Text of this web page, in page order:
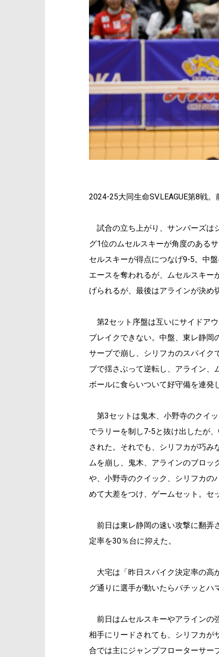
2024-25大同生命SV.LEAGUE第8戦
試合の立ち上がり、サンバーズは
グ1位のムセルスキーが角度のある
セルスキーが得点につなげ9-5。中
エースを奪われるが、ムセルスキ
げられるが、最後はアラインが決め
第2セット序盤は互いにサイドア
ブレイクできない。中盤、東レ静
サーブで崩し、シリフカのスパイク
ブで揺さぶって逆転し、アライン
ボールに食らいついて好守備を連発
第3セットは鬼木、小野寺のクイ
でラリーを制し7-5と抜け出したが
された。それでも、シリフカが巧
ムを崩し、鬼木、アラインのブロ
や、小野寺のクイック、シリフカの
めて大差をつけ、ゲームセット。セ
前日は東レ静岡の速い攻撃に翻弄
定率を30％台に抑えた。
大宅は「昨日スパイク決定率の高
グ通りに選手が動いたらバチッとハ
前日はムセルスキーやアラインの
相手にリードされても、シリフカが
合では主にジャンプフローターサー